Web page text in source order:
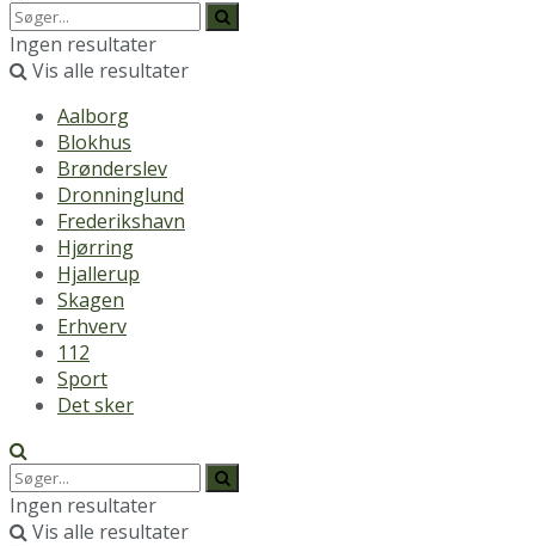
Ingen resultater
Vis alle resultater
Aalborg
Blokhus
Brønderslev
Dronninglund
Frederikshavn
Hjørring
Hjallerup
Skagen
Erhverv
112
Sport
Det sker
Ingen resultater
Vis alle resultater